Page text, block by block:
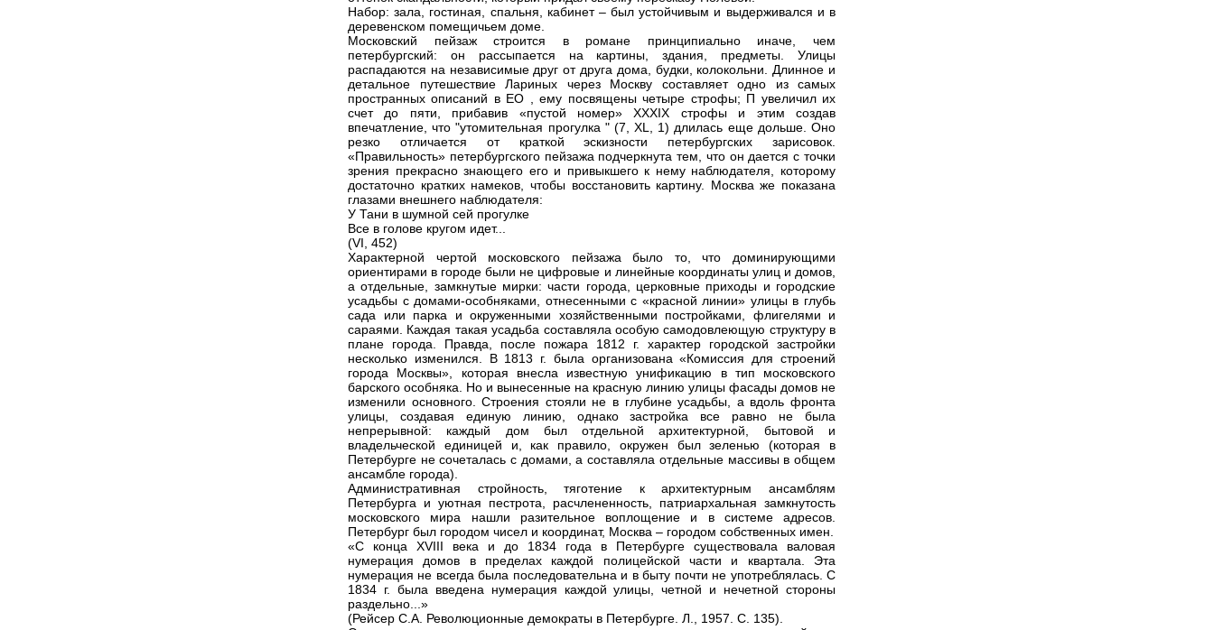
Набор: зала, гостиная, спальня, кабинет – был устойчивым и выдерживался и в
деревенском помещичьем доме.
Московский пейзаж строится в романе принципиально иначе, чем
петербургский: он рассыпается на картины, здания, предметы. Улицы
распадаются на независимые друг от друга дома, будки, колокольни. Длинное и
детальное путешествие Лариных через Москву составляет одно из самых
пространных описаний в ЕО , ему посвящены четыре строфы; П увеличил их
счет до пяти, прибавив «пустой номер» XXXIX строфы и этим создав
впечатление, что "утомительная прогулка " (7, XL, 1) длилась еще дольше. Оно
резко отличается от краткой эскизности петербургских зарисовок.
«Правильность» петербургского пейзажа подчеркнута тем, что он дается с точки
зрения прекрасно знающего его и привыкшего к нему наблюдателя, которому
достаточно кратких намеков, чтобы восстановить картину. Москва же показана
глазами внешнего наблюдателя:
У Тани в шумной сей прогулке
Все в голове кругом идет...
(VI, 452)
Характерной чертой московского пейзажа было то, что доминирующими
ориентирами в городе были не цифровые и линейные координаты улиц и домов,
а отдельные, замкнутые мирки: части города, церковные приходы и городские
усадьбы с домами-особняками, отнесенными с «красной линии» улицы в глубь
сада или парка и окруженными хозяйственными постройками, флигелями и
сараями. Каждая такая усадьба составляла особую самодовлеющую структуру в
плане города. Правда, после пожара 1812 г. характер городской застройки
несколько изменился. В 1813 г. была организована «Комиссия для строений
города Москвы», которая внесла известную унификацию в тип московского
барского особняка. Но и вынесенные на красную линию улицы фасады домов не
изменили основного. Строения стояли не в глубине усадьбы, а вдоль фронта
улицы, создавая единую линию, однако застройка все равно не была
непрерывной: каждый дом был отдельной архитектурной, бытовой и
владельческой единицей и, как правило, окружен был зеленью (которая в
Петербурге не сочеталась с домами, а составляла отдельные массивы в общем
ансамбле города).
Административная стройность, тяготение к архитектурным ансамблям
Петербурга и уютная пестрота, расчлененность, патриархальная замкнутость
московского мира нашли разительное воплощение и в системе адресов.
Петербург был городом чисел и координат, Москва – городом собственных имен.
«С конца XVIII века и до 1834 года в Петербурге существовала валовая
нумерация домов в пределах каждой полицейской части и квартала. Эта
нумерация не всегда была последовательна и в быту почти не употреблялась. С
1834 г. была введена нумерация каждой улицы, четной и нечетной стороны
раздельно...»
(Рейсер С.А. Революционные демократы в Петербурге. Л., 1957. С. 135).